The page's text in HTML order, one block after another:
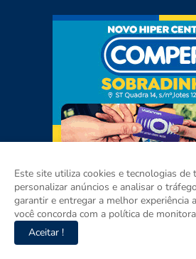
Este site utiliza cookies e tecnologias de
personalizar anúncios e analisar o
garantir e entregar a melhor experiência
você concorda com a política de
Aceitar !